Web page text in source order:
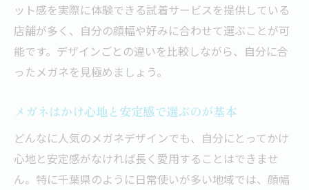
ット感を実際に体験できる試着サービスを提供している
店舗が多く、自分の顔幅や好みに合わせて選ぶことが可
能です。デザインごとの違いを比較しながら、自分に合
ったメガネを見極めましょう。
メガネはかけ心地と安定感で選ぶのが基本
どんなに人気のメガネデザインでも、自分にとってかけ
心地と安定感がなければ長く愛用することはできませ
ん。特に千葉県のように日常使いが多い地域では、顔幅